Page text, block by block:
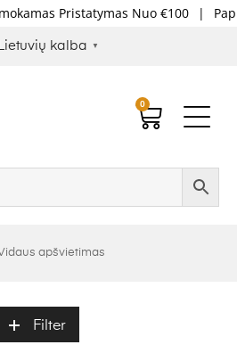
Pristatymas Nuo €100 |
Lietuvių kalba ▼
0
apšvietimas
Filter